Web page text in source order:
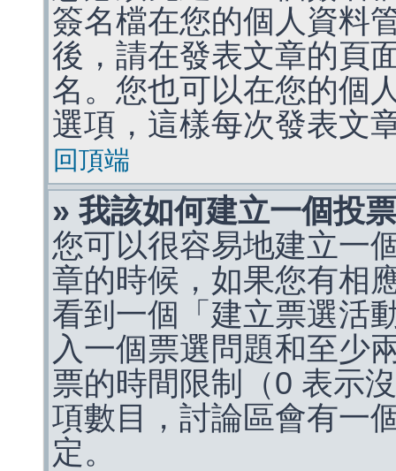
簽名檔在您的個人資料
後，請在發表文章的頁
名。您也可以在您的個
選項，這樣每次發表文
回頂端
» 我該如何建立一個投
您可以很容易地建立一
章的時候，如果您有相
看到一個「建立票選活
入一個票選問題和至少
票的時間限制（0 表示
項數目，討論區會有一
定。